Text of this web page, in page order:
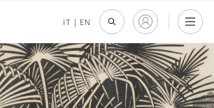
IT | EN